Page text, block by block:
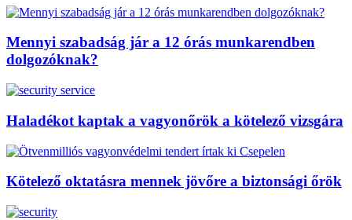
Mennyi szabadság jár a 12 órás munkarendben
dolgozóknak?
Haladékot kaptak a vagyonőrök a kötelező vizsgára
Kötelező oktatásra mennek jövőre a biztonsági őrök